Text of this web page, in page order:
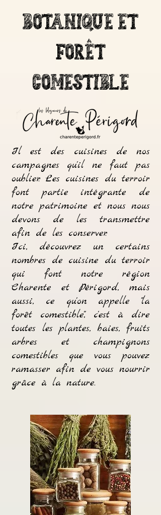
bOTANIQUE et
forêt
comestible
Il est des cuisines de nos
campagnes qu'il ne faut pas
oublier. Les cuisines du terroir
font partie intégrante de
notre patrimoine et nous nous
devons de les transmettre
afin de les conserver.
Ici, découvrez un certains
nombres de cuisine du terroir
qui font notre région
Charente et Périgord, mais
aussi, ce qu'on appelle "la
forêt comestible", c'est à dire
toutes les plantes, baies, fruits
arbres et champignons
comestibles que vous pouvez
ramasser afin de vous nourrir
grâce à la nature.